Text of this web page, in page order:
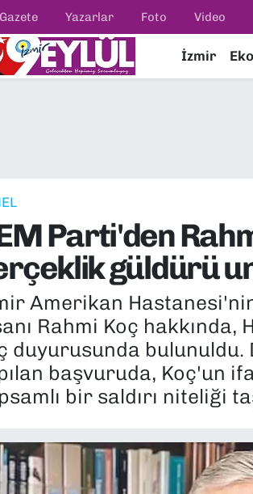
Yazarlar Foto Video
İzmir
Parti'den
güldürü
Amerikan
Rahmi Koç
duyurusunda bulunuldu.
başvuruda, Koç'un
bir saldırı niteliği
Eczaneler